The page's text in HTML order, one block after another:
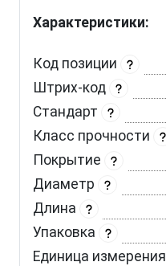
Характеристики:
Код позиции
Штрих-код
Стандарт
Класс прочности
Покрытие
Диаметр
Длина
Упаковка
Единица измерения